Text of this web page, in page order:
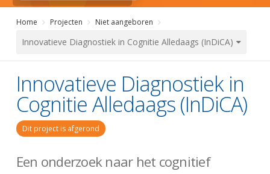
Home Projecten Niet aangeboren
Innovatieve Diagnostiek in Cognitie Alledaags (InDiCA)
Innovatieve Diagnostiek in
Cognitie Alledaags (InDiCA)
Dit project is afgerond
Een onderzoek naar het cognitief